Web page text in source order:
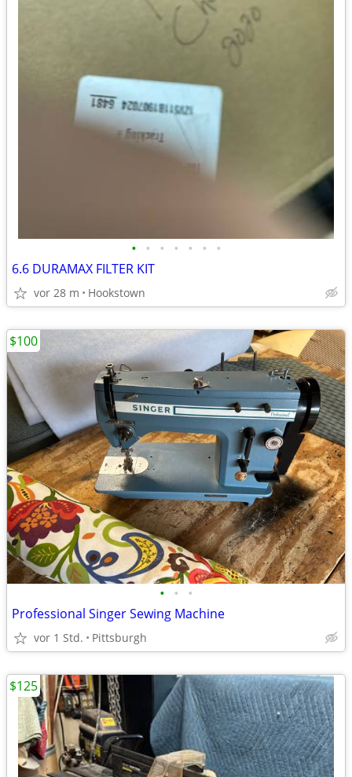
• • • • • • •
6.6 DURAMAX FILTER KIT
vor 28 m Hookstown
• • •
Professional Singer Sewing Machine
vor 1 Std. Pittsburgh
$100
$125